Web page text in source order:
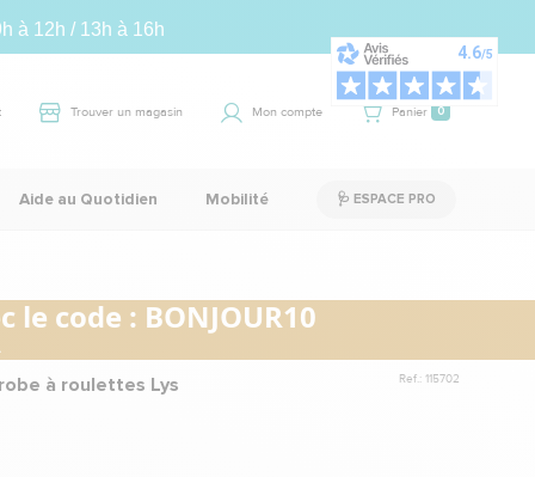
à 12h / 13h à 16h
Trouver un magasin Mon compte Panier 0
Aide au Quotidien Mobilité 🩺 ESPACE PRO
le code : BONJOUR10
à roulettes Lys Ref.: 115702